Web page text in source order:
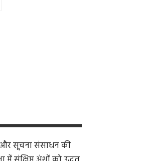
और सूचना संसाधन की